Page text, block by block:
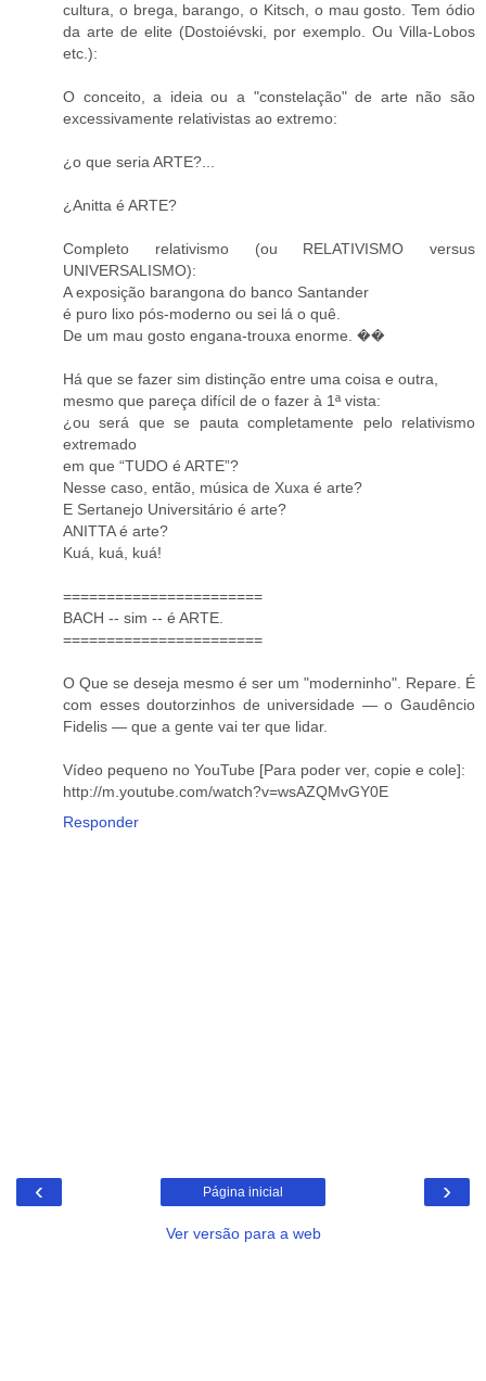
cultura, o brega, barango, o Kitsch, o mau gosto. Tem ódio
da arte de elite (Dostoiévski, por exemplo. Ou Villa-Lobos
etc.):
O conceito, a ideia ou a "constelação" de arte não são
excessivamente relativistas ao extremo:
¿o que seria ARTE?...
¿Anitta é ARTE?
Completo relativismo (ou RELATIVISMO versus
UNIVERSALISMO):
A exposição barangona do banco Santander
é puro lixo pós-moderno ou sei lá o quê.
De um mau gosto engana-trouxa enorme. ��
Há que se fazer sim distinção entre uma coisa e outra,
mesmo que pareça difícil de o fazer à 1ª vista:
¿ou será que se pauta completamente pelo relativismo
extremado
em que “TUDO é ARTE”?
Nesse caso, então, música de Xuxa é arte?
E Sertanejo Universitário é arte?
ANITTA é arte?
Kuá, kuá, kuá!
=======================
BACH -- sim -- é ARTE.
=======================
O Que se deseja mesmo é ser um "moderninho". Repare. É
com esses doutorzinhos de universidade — o Gaudêncio
Fidelis — que a gente vai ter que lidar.
Vídeo pequeno no YouTube [Para poder ver, copie e cole]:
http://m.youtube.com/watch?v=wsAZQMvGY0E
Responder
‹ ›
Página inicial
Ver versão para a web